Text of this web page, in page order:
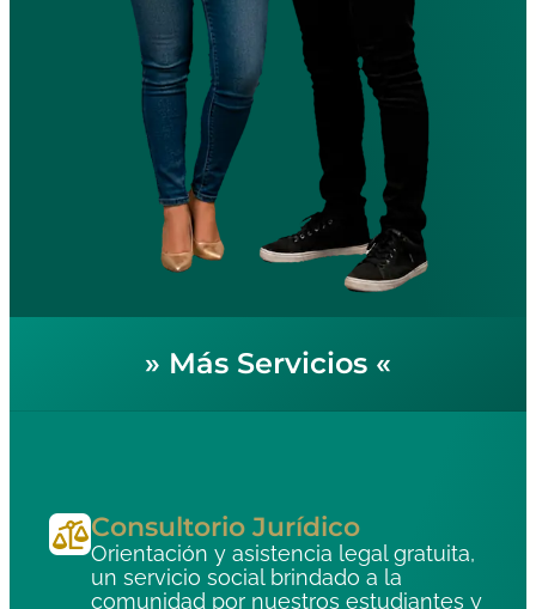
» Más Servicios «
Consultorio Jurídico
Orientación y asistencia legal gratuita,
un servicio social brindado a la
comunidad por nuestros estudiantes y